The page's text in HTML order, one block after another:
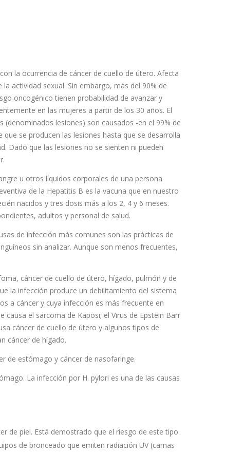
la ocurrencia de cáncer de cuello de útero. Afecta
actividad sexual. Sin embargo, más del 90% de
oncogénico tienen probabilidad de avanzar y
en las mujeres a partir de los 30 años. El
lesiones) son causados -en el 99% de
se producen las lesiones hasta que se desarrolla
Dado que las lesiones no se sienten ni pueden
u otros líquidos corporales de una persona
de la Hepatitis B es la vacuna que en nuestro
nacidos y tres dosis más a los 2, 4 y 6 meses.
adultos y personal de salud.
de infección más comunes son las prácticas de
sin analizar. Aunque son menos frecuentes,
cáncer de cuello de útero, hígado, pulmón y de
la infección produce un debilitamiento del sistema
a cáncer y cuya infección es más frecuente en
causa el sarcoma de Kaposi; el Virus de Epstein Barr
cáncer de cuello de útero y algunos tipos de
cáncer de hígado.
de estómago y cáncer de nasofaringe.
La infección por H. pylori es una de las causas
de piel. Está demostrado que el riesgo de este tipo
de bronceado que emiten radiación UV (camas